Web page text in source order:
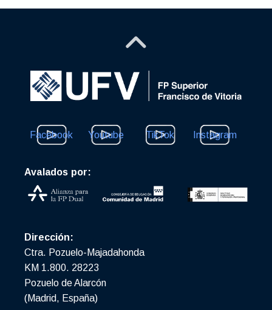
Facebook Youtube TikTok Instagram
Avalados por:
Dirección:
Ctra. Pozuelo-Majadahonda
KM 1.800. 28223
Pozuelo de Alarcón
(Madrid, España)